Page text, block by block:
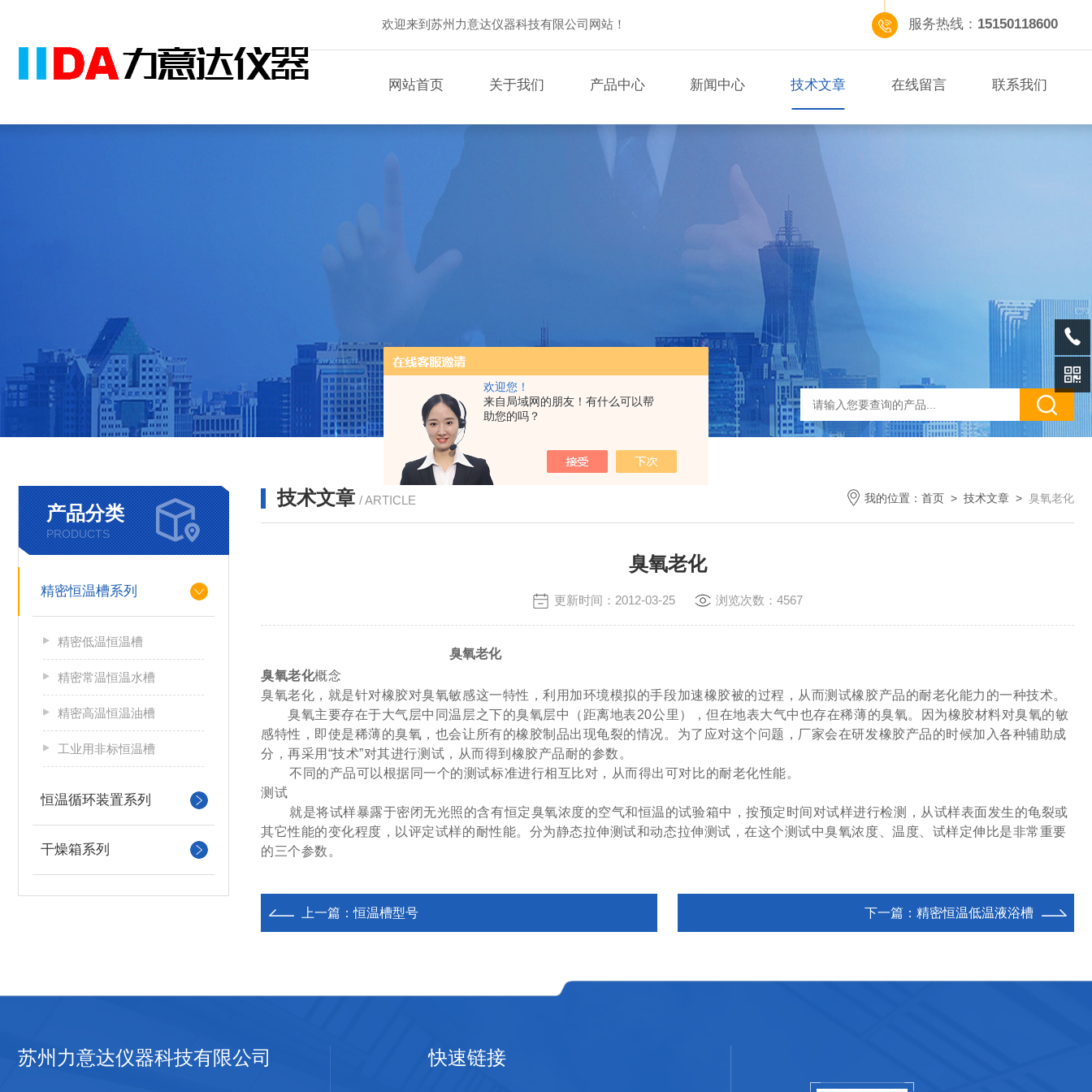
欢迎您！
来自局域网的朋友！有什么可以帮
助您的吗？
欢迎来到苏州力意达仪器科技有限公司网站！ 服务热线： 15150118600
网站首页 关于我们 产品中心 新闻中心 技术文章 在线留言 联系我们
产品分类
PRODUCTS
精密恒温槽系列
精密低温恒温槽
精密常温恒温水槽
精密高温恒温油槽
工业用非标恒温槽
恒温循环装置系列
干燥箱系列
技术文章 / ARTICLE 我的位置： 首页 > 技术文章 > 臭氧老化
臭氧老化
更新时间：2012-03-25 浏览次数：4567
臭氧老化
臭氧老化概念
臭氧老化，就是针对橡胶对臭氧敏感这一特性，利用加环境模拟的手段加速橡胶被的过程，从而测试橡胶产品的耐老化能力的一种技术。
臭氧主要存在于大气层中同温层之下的臭氧层中（距离地表20公里），但在地表大气中也存在稀薄的臭氧。因为橡胶材料对臭氧的敏
感特性，即使是稀薄的臭氧，也会让所有的橡胶制品出现龟裂的情况。为了应对这个问题，厂家会在研发橡胶产品的时候加入各种辅助成
分，再采用 “技术”对其进行测试，从而得到橡胶产品耐的参数。
不同的产品可以根据同一个的测试标准进行相互比对，从而得出可对比的耐老化性能。
测试
就是将试样暴露于密闭无光照的含有恒定臭氧浓度的空气和恒温的试验箱中，按预定时间对试样进行检测，从试样表面发生的龟裂或
其它性能的变化程度，以评定试样的耐性能。分为静态拉伸测试和动态拉伸测试，在这个测试中臭氧浓度、温度、试样定伸比是非常重要
的三个参数。
上一篇：恒温槽型号 下一篇： 精密恒温低温液浴槽
苏州力意达仪器科技有限公司 快速链接